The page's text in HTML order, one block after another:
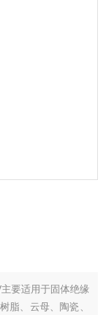
要适用于固体绝缘
脂、云母、陶瓷、